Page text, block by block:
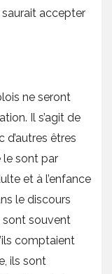
saurait accepter
ne seront
Il s’agit de
êtres
le sont par
et à l’enfance
le discours
souvent
comptaient
ils sont